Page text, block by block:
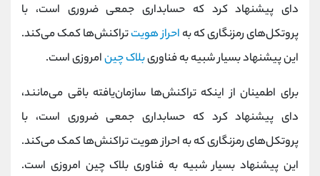
دای پیشنهاد کرد که حسابداری جمعی ضروری است، با
پروتکل‌های رمزنگاری که به احراز هویتتراکنش‌ها کمک می‌کند.
این پیشنهاد بسیار شبیه به فناوریبلاک چینامروزی است.
برای اطمینان از اینکه تراکنش‌ها سازمان‌یافته باقی می‌مانند،
دای پیشنهاد کرد که حسابداری جمعی ضروری است، با
پروتکل‌های رمزنگاری که به احراز هویت تراکنش‌ها کمک می‌کند.
این پیشنهاد بسیار شبیه به فناوری بلاک چین امروزی است.